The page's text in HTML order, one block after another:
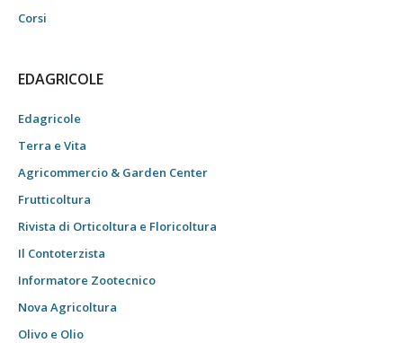
Corsi
EDAGRICOLE
Edagricole
Terra e Vita
Agricommercio & Garden Center
Frutticoltura
Rivista di Orticoltura e Floricoltura
Il Contoterzista
Informatore Zootecnico
Nova Agricoltura
Olivo e Olio